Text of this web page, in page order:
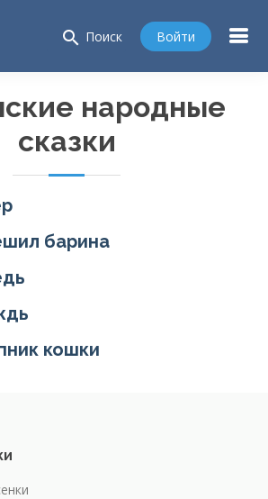
search Поиск Войти
народные
сказки
барина
кошки